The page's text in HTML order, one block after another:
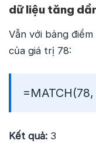
dữ liệu tăng
Vẫn với bảng
của giá trị 78:
=MATCH(78,
Kết quả: 3